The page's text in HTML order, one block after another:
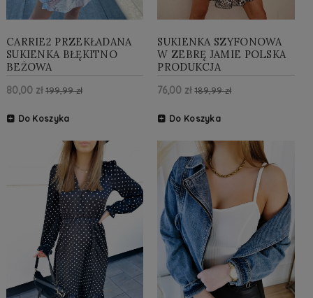
CARRIE2 PRZEKŁADANA
SUKIENKA BŁĘKITNO
BEŻOWA
80,00 zł 199,99 zł
Do Koszyka
SUKIENKA SZYFONOWA
W ZEBRĘ JAMIE POLSKA
PRODUKCJA
76,00 zł 189,99 zł
Do Koszyka